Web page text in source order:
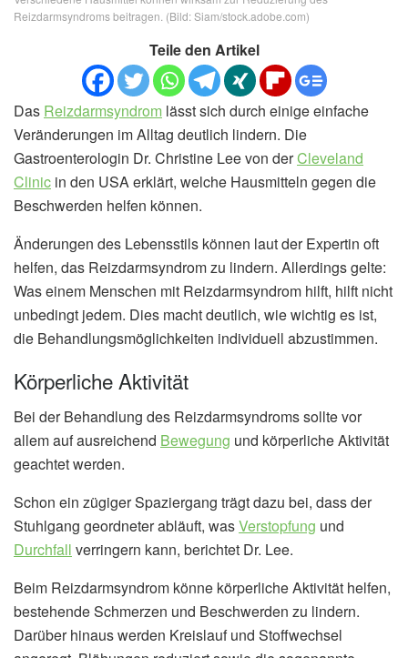
Reizdarmsyndroms beitragen. (Bild: Siam/stock.adobe.com)
Teile den Artikel
Das Reizdarmsyndrom lässt sich durch einige einfache
Veränderungen im Alltag deutlich lindern. Die
Gastroenterologin Dr. Christine Lee von derCleveland
Clinic in den USA erklärt, welche Hausmitteln gegen die
Beschwerden helfen können.
Änderungen des Lebensstils können laut der Expertin oft
helfen, das Reizdarmsyndrom zu lindern. Allerdings gelte:
Was einem Menschen mit Reizdarmsyndrom hilft, hilft nicht
unbedingt jedem. Dies macht deutlich, wie wichtig es ist,
die Behandlungsmöglichkeiten individuell abzustimmen.
Körperliche Aktivität
Bei der Behandlung des Reizdarmsyndroms sollte vor
allem auf ausreichend Bewegung und körperliche Aktivität
geachtet werden.
Schon ein zügiger Spaziergang trägt dazu bei, dass der
Stuhlgang geordneter abläuft, wasVerstopfung und
Durchfall verringern kann, berichtet Dr. Lee.
Beim Reizdarmsyndrom könne körperliche Aktivität helfen,
bestehende Schmerzen und Beschwerden zu lindern.
Darüber hinaus werden Kreislauf und Stoffwechsel